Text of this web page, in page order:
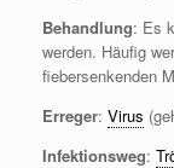
Behandlung: Es
werden. Häufig
fiebersenkenden
Erreger: Virus
Infektionsweg: